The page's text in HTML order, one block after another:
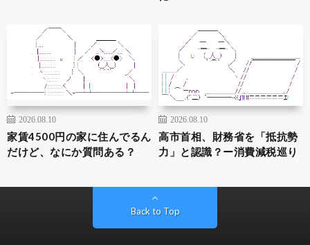
2026.08.10
家賃4500円の家に住んでるん
だけど、なにか質問ある？
2026.08.10
高市首相、財務省を「抵抗勢
力」と認識？ー消費減税巡り
Back to Top